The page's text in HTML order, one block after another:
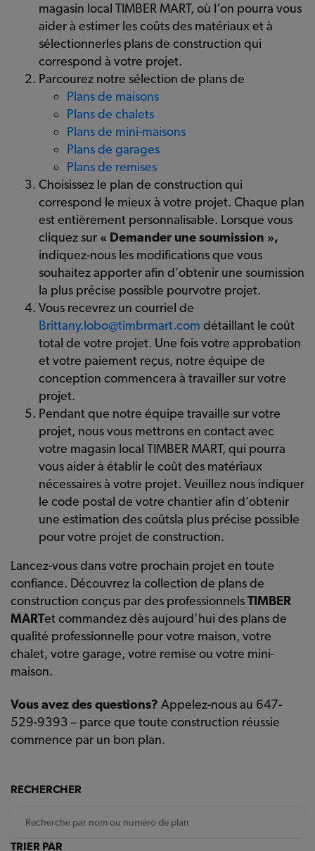
magasin local TIMBER MART, où l’on pourra vous
aider à estimer les coûts des matériaux et à
sélectionnerles plans de construction qui
correspond à votre projet.
Parcourez notre sélection de plans de
Plans de maisons
Plans de chalets
Plans de mini-maisons
Plans de garages
Plans de remises
Choisissez le plan de construction qui
correspond le mieux à votre projet. Chaque plan
est entièrement personnalisable. Lorsque vous
cliquez sur « Demander une soumission »,
indiquez-nous les modifications que vous
souhaitez apporter afin d’obtenir une soumission
la plus précise possible pourvotre projet.
Vous recevrez un courriel de
Brittany.lobo@timbrmart.com détaillant le coût
total de votre projet. Une fois votre approbation
et votre paiement reçus, notre équipe de
conception commencera à travailler sur votre
projet.
Pendant que notre équipe travaille sur votre
projet, nous vous mettrons en contact avec
votre magasin local TIMBER MART, qui pourra
vous aider à établir le coût des matériaux
nécessaires à votre projet. Veuillez nous indiquer
le code postal de votre chantier afin d’obtenir
une estimation des coûtsla plus précise possible
pour votre projet de construction.
Lancez-vous dans votre prochain projet en toute
confiance. Découvrez la collection de plans de
construction conçus par des professionnelsTIMBER
MARTet commandez dès aujourd’hui des plans de
qualité professionnelle pour votre maison, votre
chalet, votre garage, votre remise ou votre mini-
maison.
Vous avez des questions? Appelez-nous au 647-
529-9393 – parce que toute construction réussie
commence par un bon plan.
RECHERCHER
TRIER PAR